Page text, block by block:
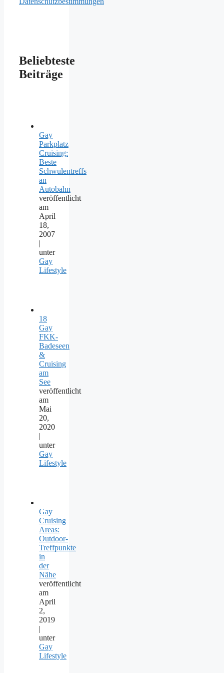
Beliebteste
Beiträge
Gay
Parkplatz
Cruising:
Beste
Schwulentreffs
an
Autobahn
veröffentlicht
am
April
18,
2007
|
unter
Gay
Lifestyle
18
Gay
FKK-
Badeseen
&
Cruising
am
See
veröffentlicht
am
Mai
20,
2020
|
unter
Gay
Lifestyle
Gay
Cruising
Areas:
Outdoor-
Treffpunkte
in
der
Nähe
veröffentlicht
am
April
2,
2019
|
unter
Gay
Lifestyle